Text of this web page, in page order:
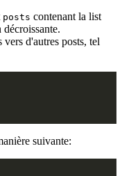
posts contenant la list
d'autres posts, tel
suivante: